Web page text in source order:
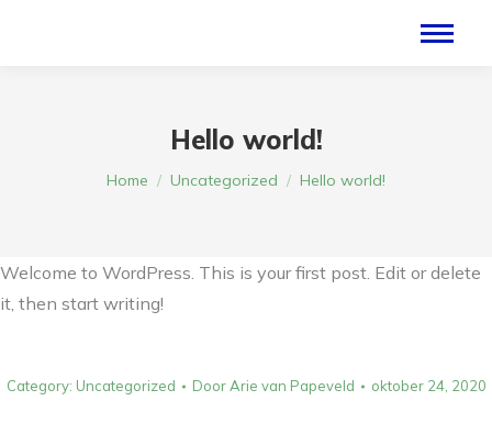
Hello world!
Je bent hier:
Home Uncategorized Hello world!
Welcome to WordPress. This is your first post. Edit or delete
it, then start writing!
Category: Uncategorized DoorArie van Papeveld oktober 24, 2020